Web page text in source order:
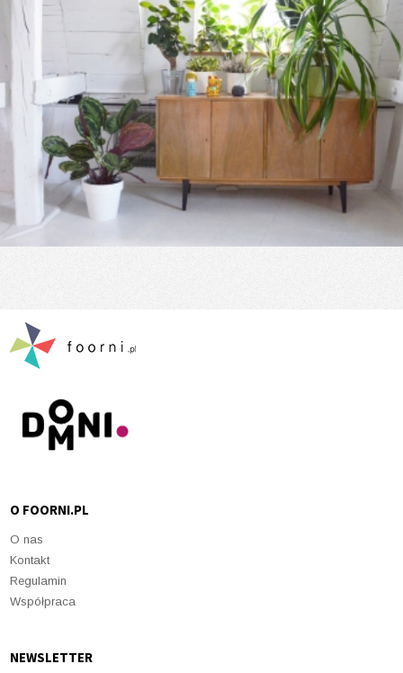
O FOORNI.PL
O nas
Kontakt
Regulamin
Współpraca
NEWSLETTER